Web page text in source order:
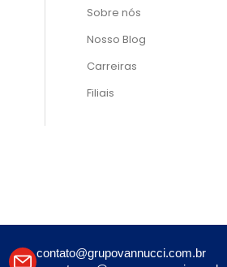
Sobre nós
Nosso Blog
Carreiras
Filiais
contato@grupovannucci.com.br